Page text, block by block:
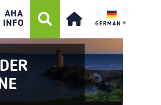
AHA
INFO
GERMAN ▼